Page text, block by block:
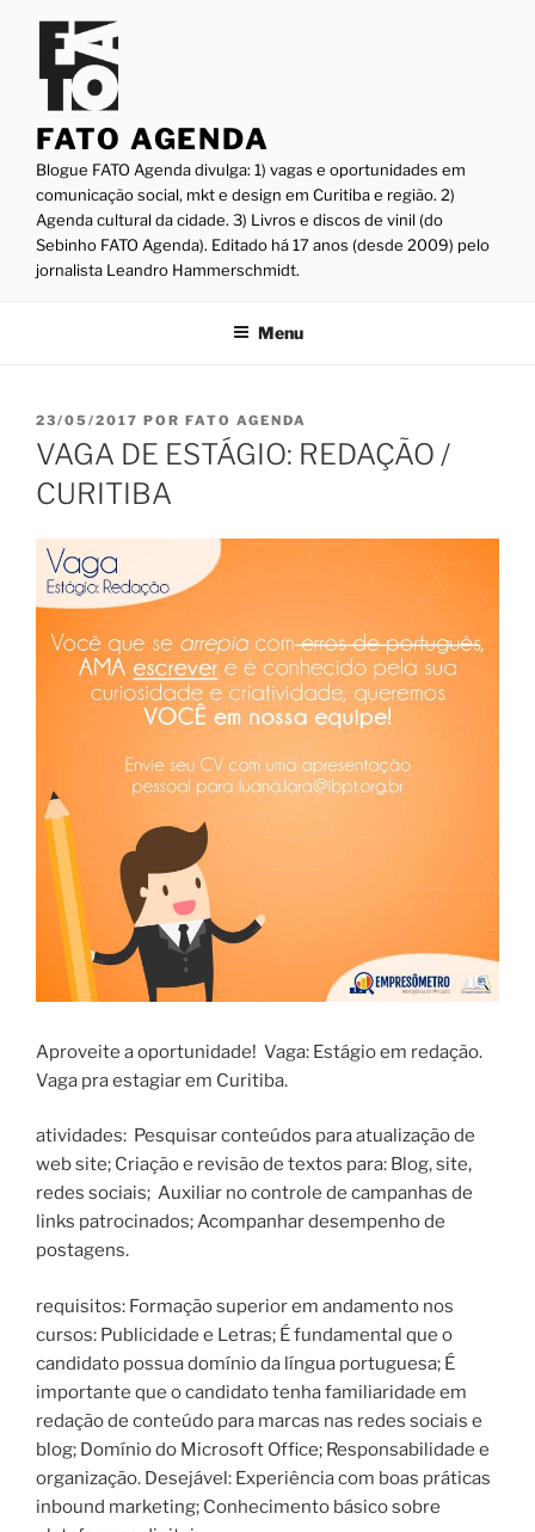
conteúdo
FATO AGENDA
Blogue FATO Agenda divulga: 1) vagas e oportunidades em
comunicação social, mkt e design em Curitiba e região. 2)
Agenda cultural da cidade. 3) Livros e discos de vinil (do
Sebinho FATO Agenda). Editado há 17 anos (desde 2009) pelo
jornalista Leandro Hammerschmidt.
Menu
PUBLICADO
EM
23/05/2017 POR FATO AGENDA
VAGA DE ESTÁGIO: REDAÇÃO /
CURITIBA
Aproveite a oportunidade! Vaga: Estágio em redação.
Vaga pra estagiar em Curitiba.
atividades: Pesquisar conteúdos para atualização de
web site; Criação e revisão de textos para: Blog, site,
redes sociais; Auxiliar no controle de campanhas de
links patrocinados; Acompanhar desempenho de
postagens.
requisitos: Formação superior em andamento nos
cursos: Publicidade e Letras; É fundamental que o
candidato possua domínio da língua portuguesa; É
importante que o candidato tenha familiaridade em
redação de conteúdo para marcas nas redes sociais e
blog; Domínio do Microsoft Office; Responsabilidade e
organização. Desejável: Experiência com boas práticas
inbound marketing; Conhecimento básico sobre